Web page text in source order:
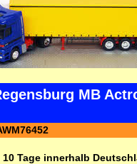
MB
10 Tage innerhalb